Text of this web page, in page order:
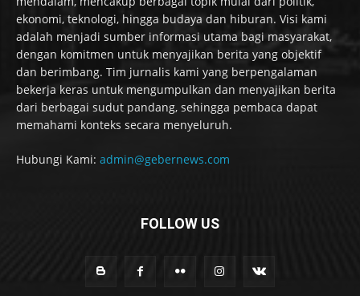
ekonomi, teknologi, hingga budaya dan hiburan. Visi kami
adalah menjadi sumber informasi utama bagi masyarakat,
dengan komitmen untuk menyajikan berita yang objektif
dan berimbang. Tim jurnalis kami yang berpengalaman
bekerja keras untuk mengumpulkan dan menyajikan berita
dari berbagai sudut pandang, sehingga pembaca dapat
memahami konteks secara menyeluruh.
Hubungi Kami: admin@gebernews.com
FOLLOW US